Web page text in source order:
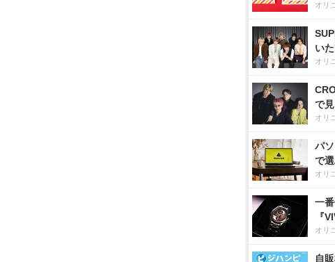
オリ
い
オリ
で
オリ
パ
で
オリ
一
『
オリ
自